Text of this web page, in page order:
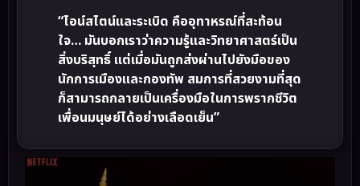
“ไอน์สไตน์และระเบิด คืออุทาหรณ์ที่สะท้อน
ใจ… มันบอกเราว่าความรู้และวิทยาศาสตร์เป็น
สิ่งบริสุทธิ์ แต่เมื่อมันถูกส่งผ่านไปยังมือของ
นักการเมืองและกองทัพ สมการที่สวยงามที่สุด
ก็สามารถกลายเป็นเครื่องมือในการพรากชีวิต
เพื่อนมนุษย์ได้อย่างเลือดเย็น”